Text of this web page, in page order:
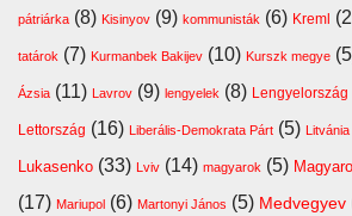
pátriárka (8) Kisinyov (9) kommunisták (6) Kreml
tatárok (7) Kurmanbek Bakijev (10) Kurszk megye
Ázsia (11) Lavrov (9) lengyelek (8) Lengyelország
Lettország (16) Liberális-Demokrata Párt (5) Litvánia
Lukasenko (33) Lviv (14) magyarok (5)
(17) Mariupol (6) Martonyi János (5) Medvegyev